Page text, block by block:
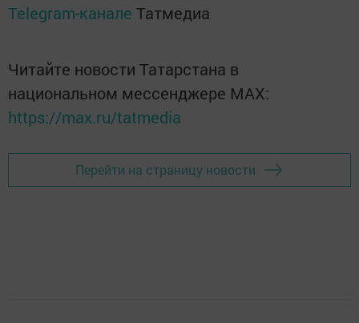
Telegram-канале Татмедиа
Читайте новости Татарстана в
национальном мессенджере MАХ:
https://max.ru/tatmedia
Перейти на страницу новости